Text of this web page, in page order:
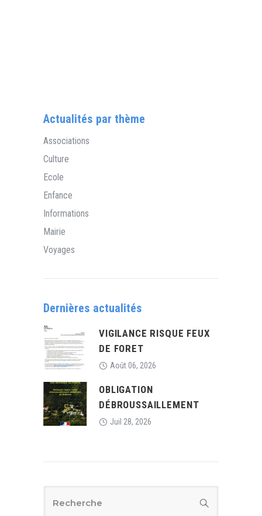
Actualités par thème
Associations
Culture
Ecole
Enfance
Informations
Mairie
Voyages
Dernières actualités
VIGILANCE RISQUE FEUX
DE FORET
Août 06, 2026
OBLIGATION
DÉBROUSSAILLEMENT
Juil 28, 2026